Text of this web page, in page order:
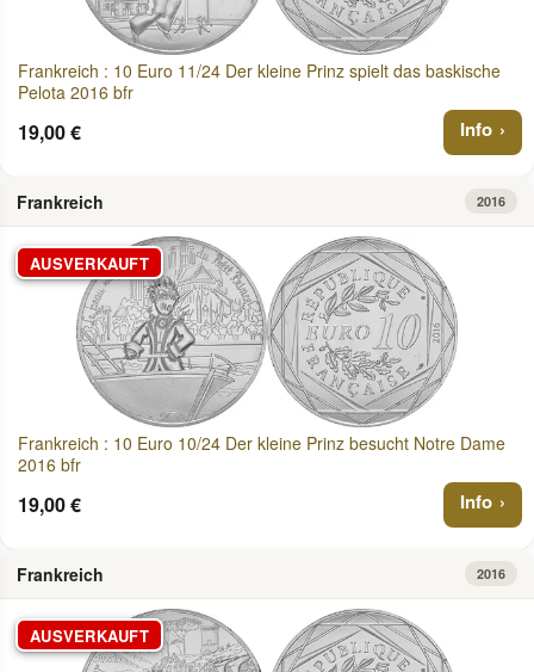
Frankreich : 10 Euro 11/24 Der kleine Prinz spielt das baskische
Pelota 2016 bfr
19,00 € Info
Frankreich 2016
AUSVERKAUFT
Frankreich : 10 Euro 10/24 Der kleine Prinz besucht Notre Dame
2016 bfr
19,00 € Info
Frankreich 2016
AUSVERKAUFT